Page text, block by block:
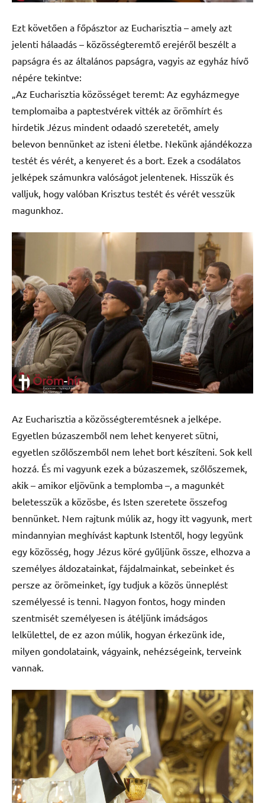
Ezt követően a főpásztor az Eucharisztia – amely azt
jelenti hálaadás – közösségteremtő erejéről beszélt a
papságra és az általános papságra, vagyis az egyház hívő
népére tekintve:
„Az Eucharisztia közösséget teremt: Az egyházmegye
templomaiba a paptestvérek vitték az örömhírt és
hirdetik Jézus mindent odaadó szeretetét, amely
belevon bennünket az isteni életbe. Nekünk ajándékozza
testét és vérét, a kenyeret és a bort. Ezek a csodálatos
jelképek számunkra valóságot jelentenek. Hisszük és
valljuk, hogy valóban Krisztus testét és vérét vesszük
magunkhoz.
Az Eucharisztia a közösségteremtésnek a jelképe.
Egyetlen búzaszemből nem lehet kenyeret sütni,
egyetlen szőlőszemből nem lehet bort készíteni. Sok kell
hozzá. És mi vagyunk ezek a búzaszemek, szőlőszemek,
akik – amikor eljövünk a templomba –, a magunkét
beletesszük a közösbe, és Isten szeretete összefog
bennünket. Nem rajtunk múlik az, hogy itt vagyunk, mert
mindannyian meghívást kaptunk Istentől, hogy legyünk
egy közösség, hogy Jézus köré gyűljünk össze, elhozva a
személyes áldozatainkat, fájdalmainkat, sebeinket és
persze az örömeinket, így tudjuk a közös ünneplést
személyessé is tenni. Nagyon fontos, hogy minden
szentmisét személyesen is átéljünk imádságos
lelkülettel, de ez azon múlik, hogyan érkezünk ide,
milyen gondolataink, vágyaink, nehézségeink, terveink
vannak.